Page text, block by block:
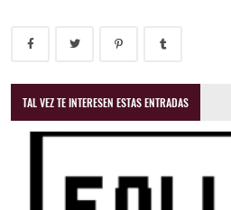
TAL VEZ TE INTERESEN ESTAS ENTRADAS